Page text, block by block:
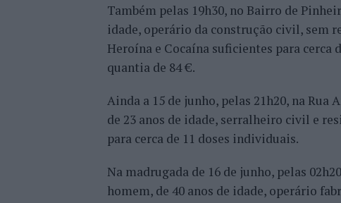
Também pelas 19h30, no Bairro de
idade, operário da construção civil, sem
Heroína e Cocaína suficientes para cerca
quantia de 84 €.
Ainda a 15 de junho, pelas 21h20, na
de 23 anos de idade, serralheiro civil e
para cerca de 11 doses individuais.
Na madrugada de 16 de junho, pelas
homem, de 40 anos de idade, operário